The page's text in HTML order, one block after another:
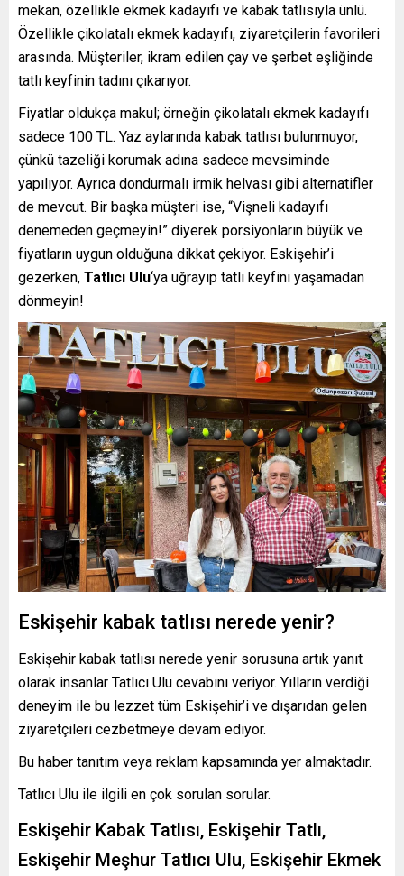
mekan, özellikle ekmek kadayıfı ve kabak tatlısıyla ünlü.
Özellikle çikolatalı ekmek kadayıfı, ziyaretçilerin favorileri
arasında. Müşteriler, ikram edilen çay ve şerbet eşliğinde
tatlı keyfinin tadını çıkarıyor.
Fiyatlar oldukça makul; örneğin çikolatalı ekmek kadayıfı
sadece 100 TL. Yaz aylarında kabak tatlısı bulunmuyor,
çünkü tazeliği korumak adına sadece mevsiminde
yapılıyor. Ayrıca dondurmalı irmik helvası gibi alternatifler
de mevcut. Bir başka müşteri ise, “Vişneli kadayıfı
denemeden geçmeyin!” diyerek porsiyonların büyük ve
fiyatların uygun olduğuna dikkat çekiyor. Eskişehir’i
gezerken, Tatlıcı Ulu‘ya uğrayıp tatlı keyfini yaşamadan
dönmeyin!
Eskişehir kabak tatlısı nerede yenir?
Eskişehir kabak tatlısı nerede yenir sorusuna artık yanıt
olarak insanlar Tatlıcı Ulu cevabını veriyor. Yılların verdiği
deneyim ile bu lezzet tüm Eskişehir’i ve dışarıdan gelen
ziyaretçileri cezbetmeye devam ediyor.
Bu haber tanıtım veya reklam kapsamında yer almaktadır.
Tatlıcı Ulu ile ilgili en çok sorulan sorular.
Eskişehir Kabak Tatlısı, Eskişehir Tatlı,
Eskişehir Meşhur Tatlıcı Ulu, Eskişehir Ekmek